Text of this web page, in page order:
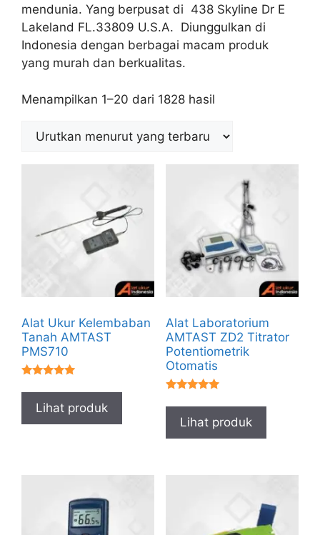
mendunia. Yang berpusat di 438 Skyline Dr E
Lakeland FL.33809 U.S.A. Diunggulkan di
Indonesia dengan berbagai macam produk
yang murah dan berkualitas.
Menampilkan 1–20 dari 1828 hasil
Alat Ukur Kelembaban
Tanah AMTAST
PMS710
Lihat produk
Alat Laboratorium
AMTAST ZD2 Titrator
Potentiometrik
Otomatis
Lihat produk